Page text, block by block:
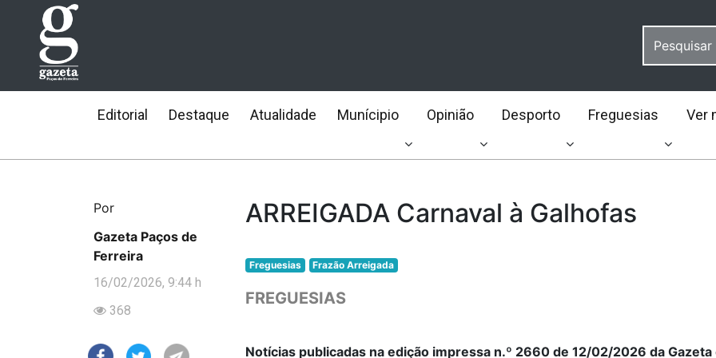
Editorial Destaque Atualidade Munícipio Opinião Desporto Freguesias Ver
Por
Gazeta Paços de
Ferreira
16/02/2026, 9:44 h
368
ARREIGADA Carnaval à Galhofas
Freguesias Frazão Arreigada
FREGUESIAS
Notícias publicadas na edição impressa n.º 2660 de 12/02/2026 da Gazeta